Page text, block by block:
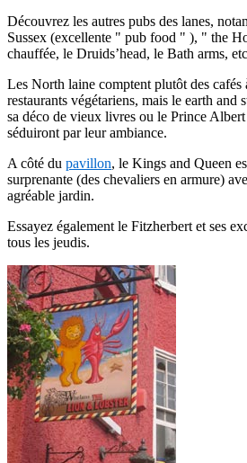
Découvrez les autres pubs des lanes,
Sussex (excellente " pub food " ), " the
chauffée, le Druids’head, le Bath arms,
Les North laine comptent plutôt des cafés
restaurants végétariens, mais le earth and
sa déco de vieux livres ou le Prince
séduiront par leur ambiance.
A côté du pavillon, le Kings and Queen
surprenante (des chevaliers en armure)
agréable jardin.
Essayez également le Fitzherbert et ses
tous les jeudis.